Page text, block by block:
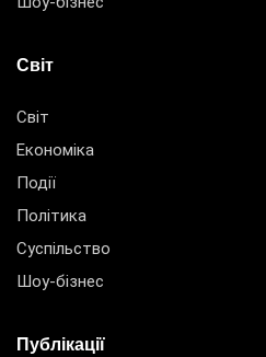
Світ
Світ
Економіка
Події
Політика
Суспільство
Шоу-бізнес
Публікації